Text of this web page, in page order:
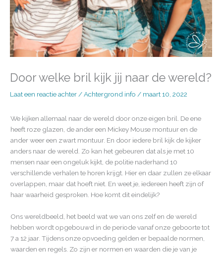
Door welke bril kijk jij naar de wereld?
Laat een reactie achter /Achtergrond info / maart 10, 2022
We kijken allemaal naar de wereld door onze eigen bril. De ene
heeft roze glazen, de ander een Mickey Mouse montuur en de
ander weer een zwart montuur. En door iedere bril kijk de kijker
anders naar de wereld. Zo kan het gebeuren dat als je met 10
mensen naar een ongeluk kijkt, de politie naderhand 10
verschillende verhalen te horen krijgt. Hier en daar zullen ze elkaar
overlappen, maar dat hoeft niet. En weet je, iedereen heeft zijn of
haar waarheid gesproken. Hoe komt dit eindelijk?
Ons wereldbeeld, het beeld wat we van ons zelf en de wereld
hebben wordt opgebouwd in de periode vanaf onze geboorte tot
7 a 12 jaar. Tijdens onze opvoeding gelden er bepaalde normen,
waarden en regels. Zo zijn er normen en waarden die je van je